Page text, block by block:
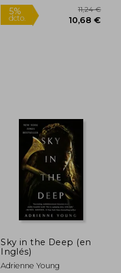
Sky in the Deep (en
Inglés)
Adrienne Young